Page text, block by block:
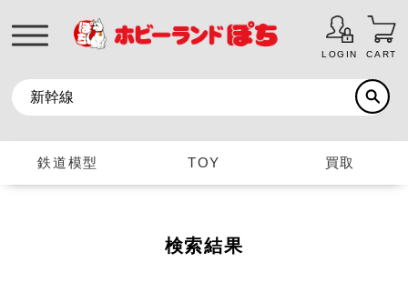
LOGIN CART
鉄道模型 TOY 買取
検索結果